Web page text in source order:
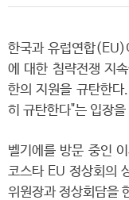
한국과 유럽연합
에 대한 침략전쟁 지
한의 지원을 규탄한
히 규탄한다"는 입장
벨기에를 방문 중인
코스타 EU 정상회의
위원장과 정상회담을